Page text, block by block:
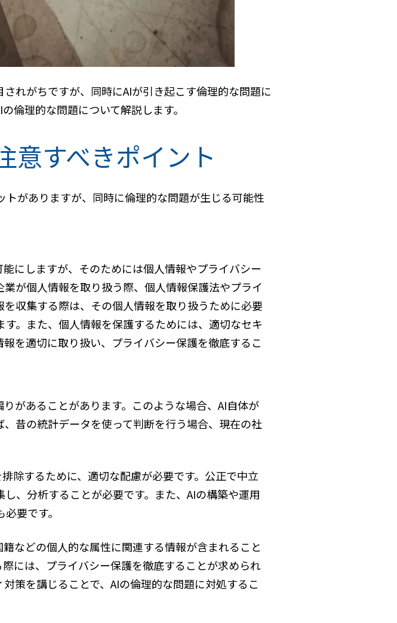
れがちですが、同時にAIが引き起こす倫理的な問題に
倫理的な問題について解説します。
意すべきポイント
がありますが、同時に倫理的な問題が生じる可能性
にしますが、そのためには個人情報やプライバシー
が個人情報を取り扱う際、個人情報保護法やプライ
収集する際は、その個人情報を取り扱うために必要
。また、個人情報を保護するためには、適切なセキ
を適切に取り扱い、プライバシー保護を徹底するこ
があることがあります。このような場合、AI自体が
昔の統計データを使って判断を行う場合、現在の社
除するために、適切な配慮が必要です。公正で中立
、分析することが必要です。また、AIの構築や運用
要です。
などの個人的な属性に関連する情報が含まれること
には、プライバシー保護を徹底することが求められ
策を講じることで、AIの倫理的な問題に対処するこ